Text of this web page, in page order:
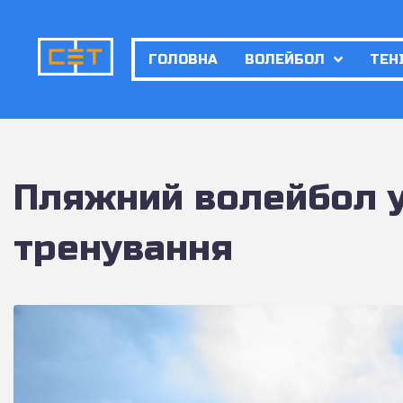
ГОЛОВНА ВОЛЕЙБОЛ
Пляжний волейбол
тренування